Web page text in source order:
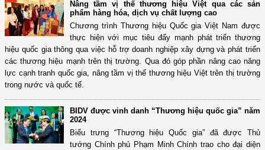
Nâng tầm vị thế thương hiệu Việt qua các sản
phẩm hàng hóa, dịch vụ chất lượng cao
Chương trình Thương hiệu Quốc gia Việt Nam được
thực hiện với mục tiêu đẩy mạnh phát triển thương
hiệu quốc gia thông qua việc hỗ trợ doanh nghiệp xây dựng và phát triển
các thương hiệu mạnh trên thị trường. Qua đó góp phần nâng cao năng
lực cạnh tranh quốc gia, nâng tầm vị thế thương hiệu Việt trên thị trường
trong nước và quốc tế.
BIDV được vinh danh “Thương hiệu quốc gia” năm
2024
Biểu trưng “Thương hiệu Quốc gia” đã được Thủ
tướng Chính phủ Phạm Minh Chính trao cho đại diện